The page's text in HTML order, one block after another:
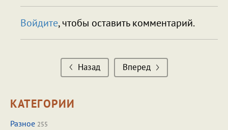
Войдите, чтобы оставить комментарий.
Назад Вперед
КАТЕГОРИИ
Разное 255